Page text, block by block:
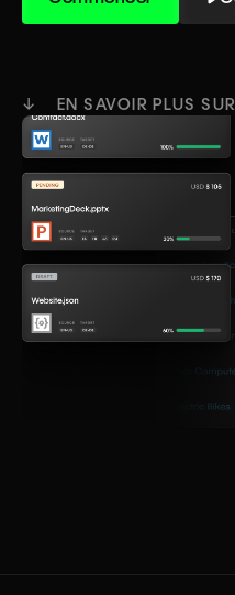
↓ EN SAVOIR PLUS SUR